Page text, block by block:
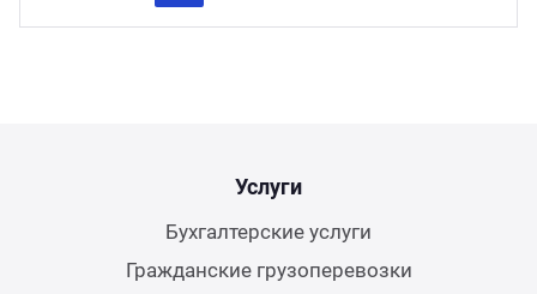
Услуги
Бухгалтерские услуги
Гражданские грузоперевозки